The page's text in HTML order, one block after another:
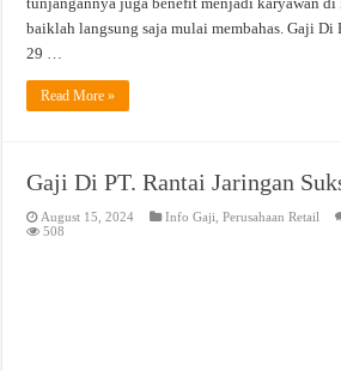
baiklah langsung saja mulai membahas. Gaji Di
29 …
Read More »
Gaji Di PT. Rantai Jaringan
August 15, 2024 Info Gaji ,Perusahaan Retail
508